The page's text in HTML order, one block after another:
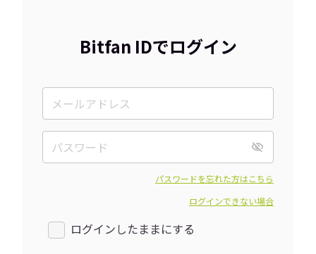
Bitfan IDでログイン
パスワードを忘れた方はこちら
ログインできない場合
ログインしたままにする